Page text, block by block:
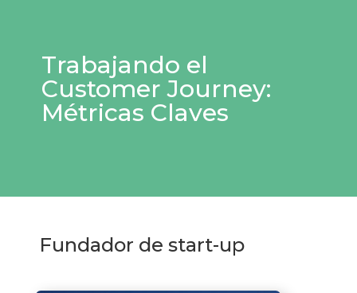
Trabajando el
Customer Journey:
Métricas Claves
Fundador de start-up